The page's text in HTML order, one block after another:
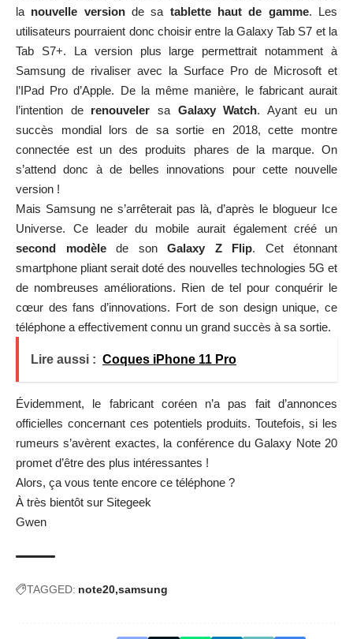
la nouvelle versionde sa tablette haut de gamme. Les
utilisateurs pourraient donc choisir entre la Galaxy Tab S7 et la
Tab S7+. La version plus large permettrait notamment à
Samsung de rivaliser avec la Surface Pro de Microsoft et
l’IPad Pro d’Apple. De la même manière, le fabricant aurait
l’intention de renouveler sa Galaxy Watch. Ayant eu un
succès mondial lors de sa sortie en 2018, cette montre
connectée est un des produits phares de la marque. On
s’attend donc à de belles innovations pour cette nouvelle
version !
Mais Samsung ne s’arrêterait pas là, d’après le blogueur Ice
Universe. Ce leader du mobile aurait également créé un
second modèlede son Galaxy Z Flip. Cet étonnant
smartphone pliant serait doté des nouvelles technologies 5G et
de nombreuses améliorations. Rien de tel pour conquérir le
cœur des fans d’innovations. Fort de son design unique, ce
téléphone a effectivement connu un grand succès à sa sortie.
Lire aussi : Coques iPhone 11 Pro
Évidemment, le fabricant coréen n’a pas fait d’annonces
officielles concernant ces potentiels produits. Toutefois, si les
rumeurs s’avèrent exactes, la conférence du Galaxy Note 20
promet d’être des plus intéressantes !
Alors, ça vous tente encore ce téléphone ?
À très bientôt sur Sitegeek
Gwen
TAGGED: note20 samsung